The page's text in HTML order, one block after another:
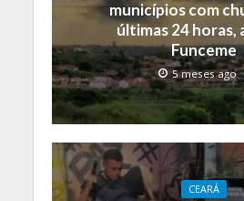
municípios com
últimas 24 horas,
Funceme
5 meses ago
CEARÁ